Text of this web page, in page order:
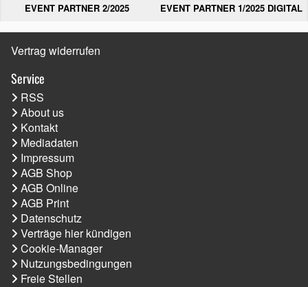
EVENT PARTNER 2/2025 EVENT PARTNER 1/2025 DIGITAL
Vertrag widerrufen
Service
RSS
About us
Kontakt
Mediadaten
Impressum
AGB Shop
AGB Online
AGB Print
Datenschutz
Verträge hier kündigen
Cookie-Manager
Nutzungsbedingungen
Freie Stellen